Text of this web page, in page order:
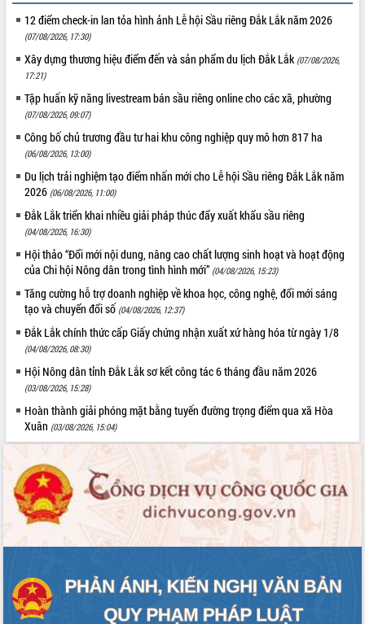
12 điểm check-in lan tỏa hình ảnh Lễ hội Sầu riêng Đắk Lắk năm 2026
(07/08/2026, 17:30)
Xây dựng thương hiệu điểm đến và sản phẩm du lịch Đắk Lắk (07/08/2026,
17:21)
Tập huấn kỹ năng livestream bán sầu riêng online cho các xã, phường
(07/08/2026, 09:07)
Công bố chủ trương đầu tư hai khu công nghiệp quy mô hơn 817 ha
(06/08/2026, 13:00)
Du lịch trải nghiệm tạo điểm nhấn mới cho Lễ hội Sầu riêng Đắk Lắk năm
2026 (06/08/2026, 11:00)
Đắk Lắk triển khai nhiều giải pháp thúc đẩy xuất khẩu sầu riêng
(04/08/2026, 16:30)
Hội thảo “Đổi mới nội dung, nâng cao chất lượng sinh hoạt và hoạt động
của Chi hội Nông dân trong tình hình mới” (04/08/2026, 15:23)
Tăng cường hỗ trợ doanh nghiệp về khoa học, công nghệ, đổi mới sáng
tạo và chuyển đổi số (04/08/2026, 12:37)
Đắk Lắk chính thức cấp Giấy chứng nhận xuất xứ hàng hóa từ ngày 1/8
(04/08/2026, 08:30)
Hội Nông dân tỉnh Đắk Lắk sơ kết công tác 6 tháng đầu năm 2026
(03/08/2026, 15:28)
Hoàn thành giải phóng mặt bằng tuyến đường trọng điểm qua xã Hòa
Xuân (03/08/2026, 15:04)